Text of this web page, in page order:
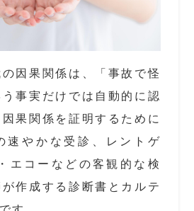
因果関係は、「事故で怪
事実だけでは自動的に認
果関係を証明するために
速やかな受診、レントゲ
エコーなどの客観的な検
作成する診断書とカルテ